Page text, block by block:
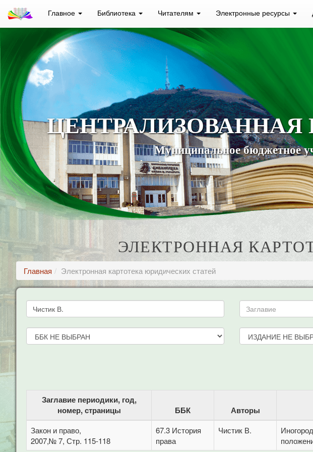
Главное Библиотека Читателям Электронные ресурсы
Муниципальное бюджетное
ЭЛЕКТРОННАЯ
Главная Электронная картотека юридических статей
Заглавие периодики, год,
номер, страницы
ББК Авторы
Закон и право,
2007,№ 7, Стр. 115-118
67.3 История
права
Чистик В.